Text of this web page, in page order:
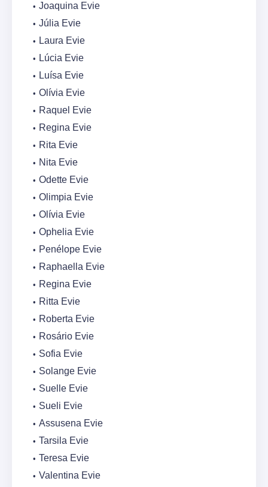
Joaquina Evie
Júlia Evie
Laura Evie
Lúcia Evie
Luísa Evie
Olívia Evie
Raquel Evie
Regina Evie
Rita Evie
Nita Evie
Odette Evie
Olimpia Evie
Olívia Evie
Ophelia Evie
Penélope Evie
Raphaella Evie
Regina Evie
Ritta Evie
Roberta Evie
Rosário Evie
Sofia Evie
Solange Evie
Suelle Evie
Sueli Evie
Assusena Evie
Tarsila Evie
Teresa Evie
Valentina Evie